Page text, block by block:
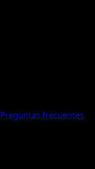
Preguntas frecuentes